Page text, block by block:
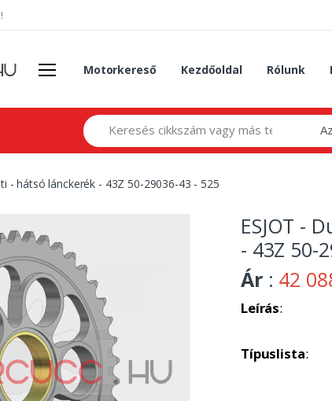
Motorkereső Kezdőoldal Rólunk
Search
- hátsó lánckerék - 43Z 50-29036-43 - 525
ESJOT -
- 43Z 50-
Ár : 42
Leírás:
Típuslista: